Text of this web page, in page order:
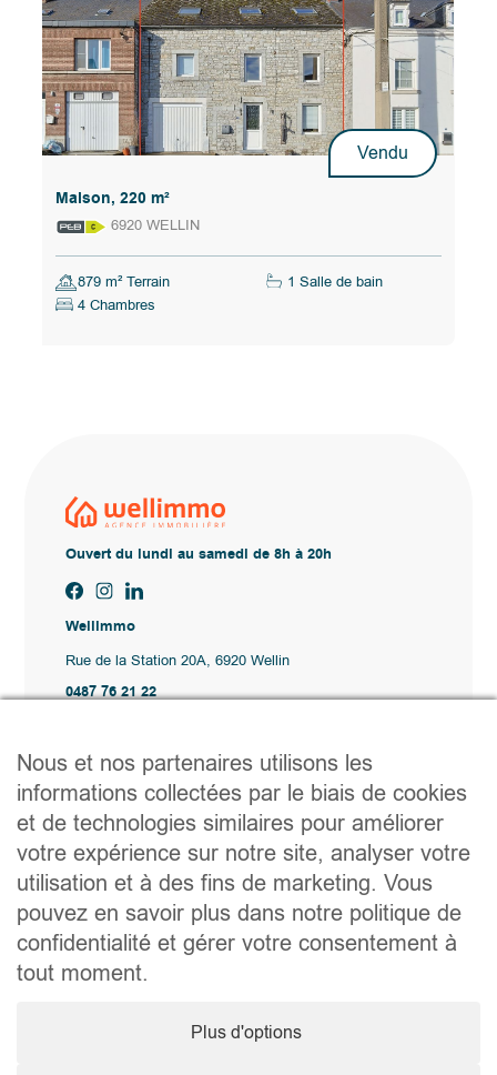
Vendu
Maison, 220 m²
6920 WELLIN
879 m² Terrain
1 Salle de bain
4 Chambres
Ouvert du lundi au samedi de 8h à 20h
Wellimmo
Rue de la Station 20A, 6920 Wellin
0487 76 21 22
Acheter
Louer
Vendre
Contact
Liens utiles
Conseils pratiques pour vendre ou louer
Préparer un déménagement
Documents utiles
Notaire.be
Nous et nos partenaires utilisons les
informations collectées par le biais de cookies
et de technologies similaires pour améliorer
votre expérience sur notre site, analyser votre
utilisation et à des fins de marketing. Vous
pouvez en savoir plus dans notre politique de
confidentialité et gérer votre consentement à
tout moment.
Plus d'options